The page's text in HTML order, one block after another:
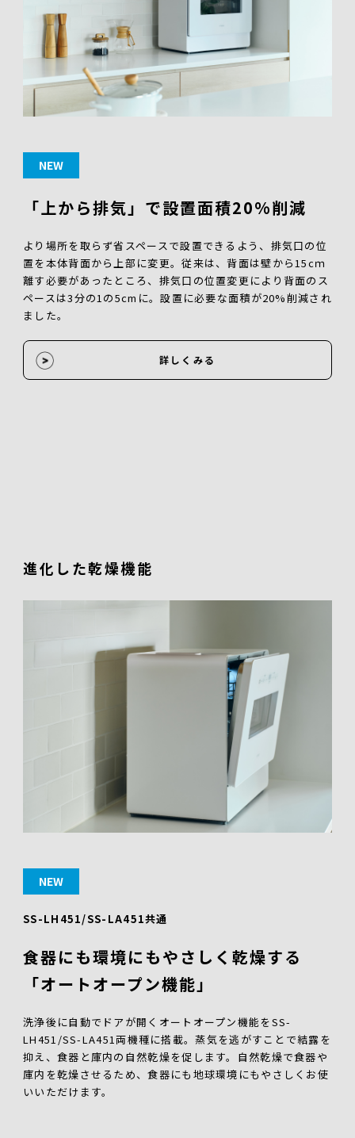
NEW
「上から排気」で設置面積20%削減
より場所を取らず省スペースで設置できるよう、排気口の位
置を本体背面から上部に変更。従来は、背面は壁から15cｍ
離す必要があったところ、排気口の位置変更により背面のス
ペースは3分の1の5cmに。設置に必要な面積が20%削減され
ました。
詳しくみる
進化した乾燥機能
NEW
SS-LH451/SS-LA451共通
食器にも環境にもやさしく乾燥する
「オートオープン機能」
洗浄後に自動でドアが開くオートオープン機能をSS-
LH451/SS-LA451両機種に搭載。蒸気を逃がすことで結露を
抑え、食器と庫内の自然乾燥を促します。自然乾燥で食器や
庫内を乾燥させるため、食器にも地球環境にもやさしくお使
いいただけます。